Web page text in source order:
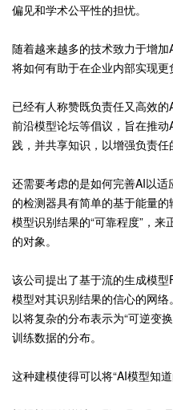
偏见和学术公平性的担忧。
随着越来越多的技术致力于增
将如何有助于在企业内部实现更
已经有人称赞既负责任又高效
前沿模型论坛等倡议，旨在推
践，并共享知识，以增强负责任
还需要考虑的是如何完善AI以
的检测器具有简单的基于能量
模型识别结果的“可靠程度”，
的对象。
该公司提出了基于流的生成模
模型对其识别结果的信心的网
以将复杂的分布表示为“可逆变
训练数据的分布。
这种建模使得可以将“AI模型知道